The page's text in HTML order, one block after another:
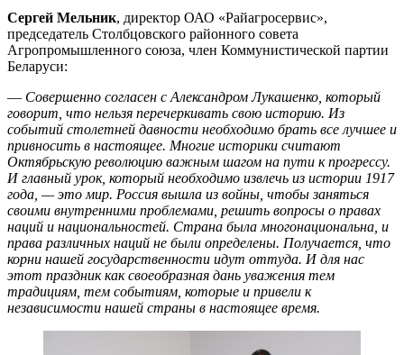
Сергей Мельник, директор ОАО «Райагросервис»,
председатель Столбцовского районного совета
Агропромышленного союза, член Коммунистической партии
Беларуси:
— Совершенно согласен с Александром Лукашенко, который
говорит, что нельзя перечеркивать свою историю. Из
событий столетней давности необходимо брать все лучшее и
привносить в настоящее. Многие историки считают
Октябрьскую революцию важным шагом на пути к прогрессу.
И главный урок, который необходимо извлечь из истории 1917
года, — это мир. Россия вышла из войны, чтобы заняться
своими внутренними проблемами, решить вопросы о правах
наций и национальностей. Страна была многонациональна, и
права различных наций не были определены. Получается, что
корни нашей государственности идут оттуда. И для нас
этот праздник как своеобразная дань уважения тем
традициям, тем событиям, которые и привели к
независимости нашей страны в настоящее время.